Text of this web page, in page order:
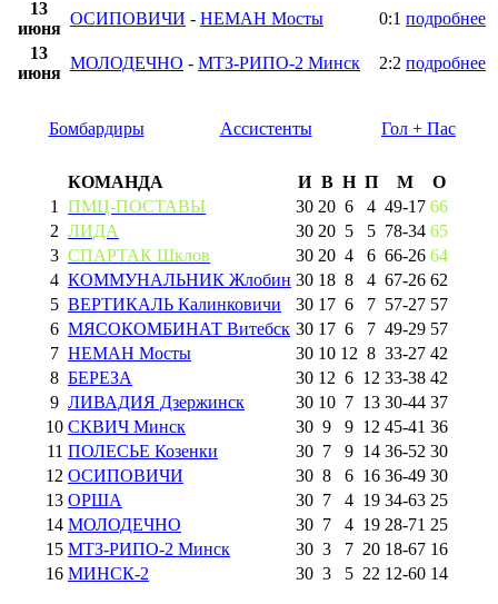
13
июня
ОСИПОВИЧИ - НЕМАН Мосты 0:1 подробнее
13
июня
МОЛОДЕЧНО - МТЗ-РИПО-2 Минск 2:2 подробнее
Бомбардиры Ассистенты Гол + Пас
КОМАНДА И В Н П М
О
1
ПМЦ-ПОСТАВЫ 30 20 6 4 49-17 66
2 ЛИДА 30 20 5 5 78-34 65
3 СПАРТАК Шклов 30 20 4 6 66-26 64
4 КОММУНАЛЬНИК Жлобин 30 18 8 4 67-26 62
5 ВЕРТИКАЛЬ Калинковичи 30 17 6 7 57-27 57
6 МЯСОКОМБИНАТ Витебск 30 17 6 7 49-29 57
7 НЕМАН Мосты 30 10 12 8 33-27 42
8 БЕРЕЗА 30 12 6 12 33-38 42
9 ЛИВАДИЯ Дзержинск 30 10 7 13 30-44 37
10 СКВИЧ Минск 30 9 9 12 45-41 36
11 ПОЛЕСЬЕ Козенки 30 7 9 14 36-52 30
12 ОСИПОВИЧИ 30 8 6 16 36-49 30
13 ОРША 30 7 4 19 34-63 25
14 МОЛОДЕЧНО 30 7 4 19 28-71 25
15 МТЗ-РИПО-2 Минск 30 3 7 20 18-67 16
16 МИНСК-2 30 3 5 22 12-60 14